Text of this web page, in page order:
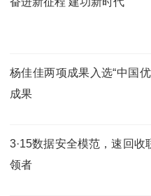
杨佳佳两项成果入选“中国
成果
3·15数据安全模范，速回收
领者